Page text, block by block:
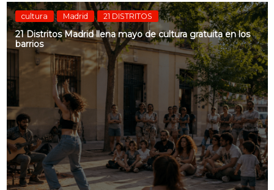
cultura Madrid 21 DISTRITOS
21 Distritos Madrid llena mayo de cultura gratuita en los
barrios